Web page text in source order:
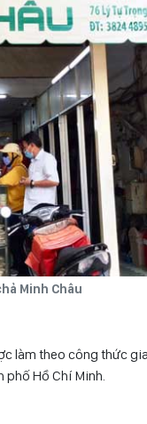
Minh Châu
làm theo công thức
Hồ Chí Minh.